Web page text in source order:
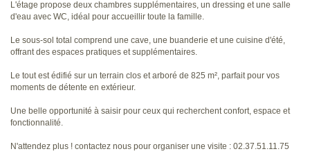
L'étage propose deux chambres supplémentaires, un dressing et une salle
d'eau avec WC, idéal pour accueillir toute la famille.
Le sous-sol total comprend une cave, une buanderie et une cuisine d'été,
offrant des espaces pratiques et supplémentaires.
Le tout est édifié sur un terrain clos et arboré de 825 m², parfait pour vos
moments de détente en extérieur.
Une belle opportunité à saisir pour ceux qui recherchent confort, espace et
fonctionnalité.
N'attendez plus ! contactez nous pour organiser une visite : 02.37.51.11.75